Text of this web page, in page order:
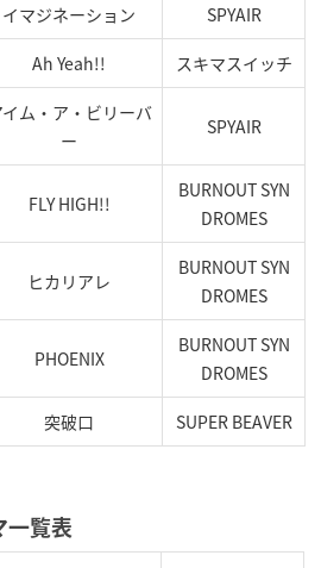
イマジネーション SPYAIR
Ah Yeah!! スキマスイッチ
イム・ア・ビリーバ
ー
SPYAIR
FLY HIGH!!
BURNOUT SYN
DROMES
ヒカリアレ
BURNOUT SYN
DROMES
PHOENIX
BURNOUT SYN
DROMES
突破口 SUPER BEAVER
一覧表